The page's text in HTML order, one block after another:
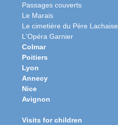
Passages couverts
Le Marais
Le cimetière du Père Lachaise
L'Opéra Garnier
Colmar
Poitiers
Lyon
Annecy
Nice
Avignon
Visits for children